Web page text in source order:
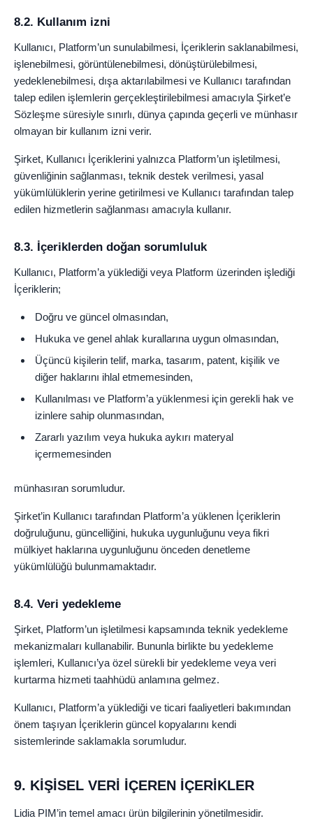
8.2. Kullanım izni
Kullanıcı, Platform’un sunulabilmesi, İçeriklerin saklanabilmesi,
işlenebilmesi, görüntülenebilmesi, dönüştürülebilmesi,
yedeklenebilmesi, dışa aktarılabilmesi ve Kullanıcı tarafından
talep edilen işlemlerin gerçekleştirilebilmesi amacıyla Şirket’e
Sözleşme süresiyle sınırlı, dünya çapında geçerli ve münhasır
olmayan bir kullanım izni verir.
Şirket, Kullanıcı İçeriklerini yalnızca Platform’un işletilmesi,
güvenliğinin sağlanması, teknik destek verilmesi, yasal
yükümlülüklerin yerine getirilmesi ve Kullanıcı tarafından talep
edilen hizmetlerin sağlanması amacıyla kullanır.
8.3. İçeriklerden doğan sorumluluk
Kullanıcı, Platform’a yüklediği veya Platform üzerinden işlediği
İçeriklerin;
Doğru ve güncel olmasından,
Hukuka ve genel ahlak kurallarına uygun olmasından,
Üçüncü kişilerin telif, marka, tasarım, patent, kişilik ve
diğer haklarını ihlal etmemesinden,
Kullanılması ve Platform’a yüklenmesi için gerekli hak ve
izinlere sahip olunmasından,
Zararlı yazılım veya hukuka aykırı materyal
içermemesinden
münhasıran sorumludur.
Şirket’in Kullanıcı tarafından Platform’a yüklenen İçeriklerin
doğruluğunu, güncelliğini, hukuka uygunluğunu veya fikri
mülkiyet haklarına uygunluğunu önceden denetleme
yükümlülüğü bulunmamaktadır.
8.4. Veri yedekleme
Şirket, Platform’un işletilmesi kapsamında teknik yedekleme
mekanizmaları kullanabilir. Bununla birlikte bu yedekleme
işlemleri, Kullanıcı’ya özel sürekli bir yedekleme veya veri
kurtarma hizmeti taahhüdü anlamına gelmez.
Kullanıcı, Platform’a yüklediği ve ticari faaliyetleri bakımından
önem taşıyan İçeriklerin güncel kopyalarını kendi
sistemlerinde saklamakla sorumludur.
9. KİŞİSEL VERİ İÇEREN İÇERİKLER
Lidia PIM’in temel amacı ürün bilgilerinin yönetilmesidir.